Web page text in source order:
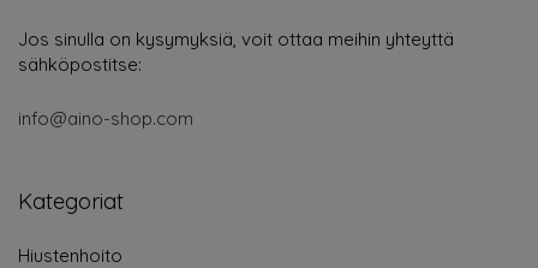
Jos sinulla on kysymyksiä, voit ottaa meihin yhteyttä
sähköpostitse:
info@aino-shop.com
Kategoriat
Hiustenhoito